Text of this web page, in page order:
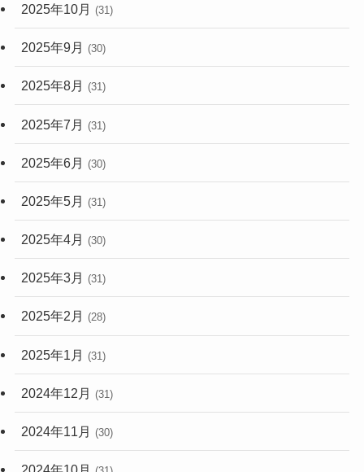
2025年10月 (31)
2025年9月 (30)
2025年8月 (31)
2025年7月 (31)
2025年6月 (30)
2025年5月 (31)
2025年4月 (30)
2025年3月 (31)
2025年2月 (28)
2025年1月 (31)
2024年12月 (31)
2024年11月 (30)